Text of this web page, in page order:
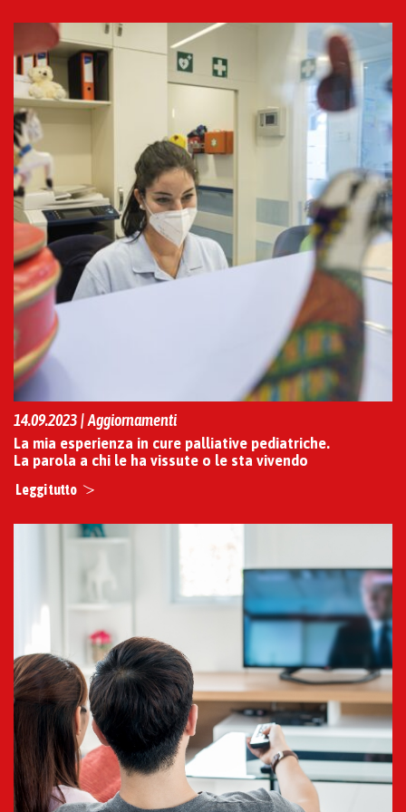
14.09.2023 | Aggiornamenti
La mia esperienza in cure palliative pediatriche.
La parola a chi le ha vissute o le sta vivendo
Leggi tutto